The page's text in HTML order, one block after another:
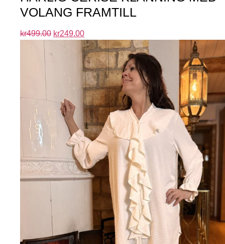
VOLANG FRAMTILL
kr499.00 kr249.00